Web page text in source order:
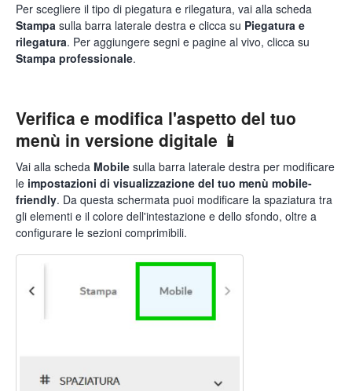
Per scegliere il tipo di piegatura e rilegatura, vai alla scheda
Stampa sulla barra laterale destra e clicca su Piegatura e
rilegatura. Per aggiungere segni e pagine al vivo, clicca su
Stampa professionale.
Verifica e modifica l'aspetto del tuo
menù in versione digitale 📱
Vai alla scheda Mobile sulla barra laterale destra per modificare
le impostazioni di visualizzazione del tuo menù mobile-
friendly. Da questa schermata puoi modificare la spaziatura tra
gli elementi e il colore dell'intestazione e dello sfondo, oltre a
configurare le sezioni comprimibili.